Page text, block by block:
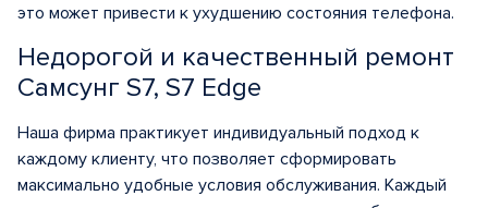
это может привести к ухудшению состояния телефона.
Недорогой и качественный ремонт
Самсунг S7, S7 Edge
Наша фирма практикует индивидуальный подход к
каждому клиенту, что позволяет сформировать
максимально удобные условия обслуживания. Каждый